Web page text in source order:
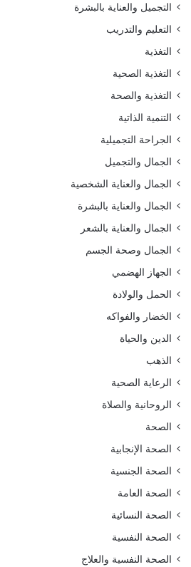
التجميل والعناية بالبشرة
التعليم والتدريب
التغذية
التغذية الصحية
التغذية والصحة
التنمية الذاتية
الجراحة التجميلية
الجمال والتجميل
الجمال والعناية الشخصية
الجمال والعناية بالبشرة
الجمال والعناية بالشعر
الجمال وصحة الجسم
الجهاز الهضمي
الحمل والولادة
الخضار والفواكه
الدين والحياة
الذهب
الرعاية الصحية
الروحانية والصلاة
الصحة
الصحة الإنجابية
الصحة الجنسية
الصحة العامة
الصحة النسائية
الصحة النفسية
الصحة النفسية والعلاج